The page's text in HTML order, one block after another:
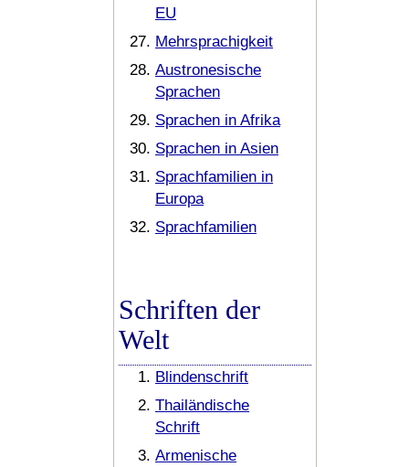
EU
Mehrsprachigkeit
Austronesische
Sprachen
Sprachen in Afrika
Sprachen in Asien
Sprachfamilien in
Europa
Sprachfamilien
Schriften der
Welt
Blindenschrift
Thailändische
Schrift
Armenische